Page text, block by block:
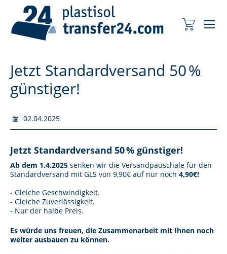
Mein
Jetzt Standardversand 50 %
günstiger!
02.04.2025
Jetzt Standardversand 50 % günstiger!
Ab dem 1.4.2025 senken wir die Versandpauschale für den
Standardversand mit GLS von 9,90€ auf nur noch 4,90€!
- Gleiche Geschwindigkeit.
- Gleiche Zuverlässigkeit.
- Nur der halbe Preis.
Es würde uns freuen, die Zusammenarbeit mit Ihnen noch
weiter ausbauen zu können.